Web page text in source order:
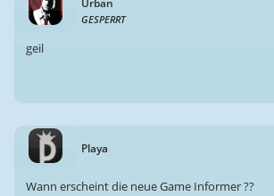
GESPERRT
geil
Playa
Wann erscheint die neue Game Informer ??